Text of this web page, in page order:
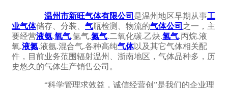
温州市新旺气体有限公司 是温州地区早期从事工
业气体储存、分装、 气瓶检测、物流的气体公司 之一，主
要经营液氨.氧气.氩气.氮气.二氧化碳.乙炔.氢气.丙烷.液
氧.液氮.液氩.混合气.各种高纯气体以及其它气体相关配
件，目前业务范围辐射温州、浙南地区，气体品种多，历
史悠久的气体生产销售公司。
“科学管理求效益，诚信经营创”是我们的企业理